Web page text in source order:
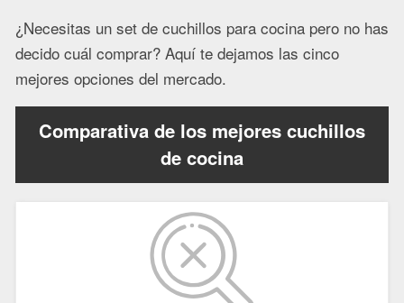
¿Necesitas un set de cuchillos para cocina pero no has
decido cuál comprar? Aquí te dejamos las cinco
mejores opciones del mercado.
Comparativa de los mejores cuchillos
de cocina